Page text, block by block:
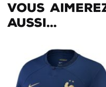
Vous
aussi...